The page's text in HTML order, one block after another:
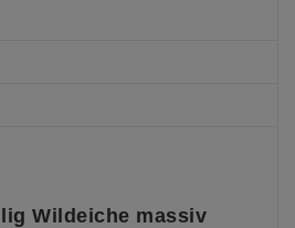
Wildeiche massiv